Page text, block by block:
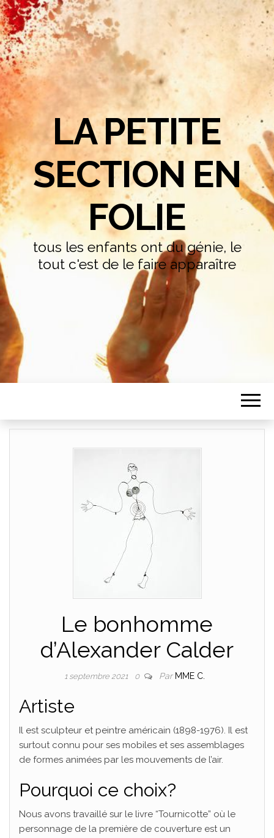
LA PETITE
SECTION EN
FOLIE
tous les enfants ont du génie, le
tout c'est de le faire apparaître
Le bonhomme
d’Alexander Calder
1 septembre 2021 0 Par MME C.
Artiste
Il est sculpteur et peintre américain (1898-1976). Il est
surtout connu pour ses mobiles et ses assemblages
de formes animées par les mouvements de l’air.
Pourquoi ce choix?
Nous avons travaillé sur le livre “Tournicotte” où le
personnage de la première de couverture est un